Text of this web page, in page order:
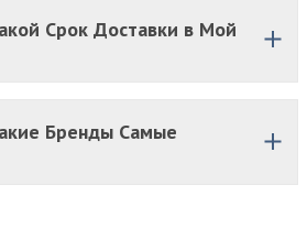
Срок Доставки в Мой
Бренды Самые